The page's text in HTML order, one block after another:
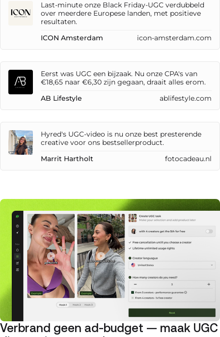
Last-minute onze Black Friday-UGC verdubbeld
over meerdere Europese landen, met positieve
resultaten.
ICON Amsterdam
icon-amsterdam.com
Eerst was UGC een bijzaak. Nu onze CPA's van
€18,65 naar €6,30 zijn gegaan, draait alles erom.
AB Lifestyle
ablifestyle.com
Hyred's UGC-video is nu onze best presterende
creative voor ons bestsellerproduct.
Marrit Hartholt
fotocadeau.nl
Verbrand geen ad-budget — maak UGC